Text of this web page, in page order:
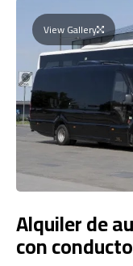
View Gallery
Alquiler de
con